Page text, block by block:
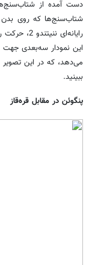
دست آمده از
شتاب‌سنج‌ها که روی بدن
رایانه‌ای ننیتندو 2، حرکت را ثبت می‌نمایند.
این نمودار سه‌بعدی جهت
می‌دهد،‌ که در این تصویر
ببینید.
پنگوئن در مقابل قره‌قاز